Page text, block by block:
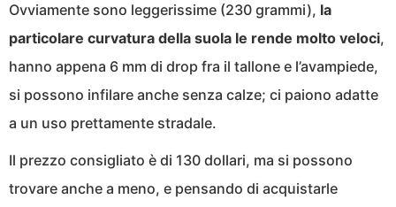
Ovviamente sono leggerissime (230 grammi), la
particolare curvatura della suola le rende molto veloci,
hanno appena 6 mm di drop fra il tallone e l’avampiede,
si possono infilare anche senza calze; ci paiono adatte
a un uso prettamente stradale.
Il prezzo consigliato è di 130 dollari, ma si possono
trovare anche a meno, e pensando di acquistarle